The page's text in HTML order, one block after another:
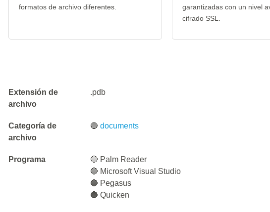
formatos de archivo diferentes.
garantizadas con un nivel
cifrado SSL.
Extensión de
archivo
.pdb
Categoría de
archivo
🔵documents
Programa
🔵 Palm Reader
🔵 Microsoft Visual Studio
🔵 Pegasus
🔵 Quicken